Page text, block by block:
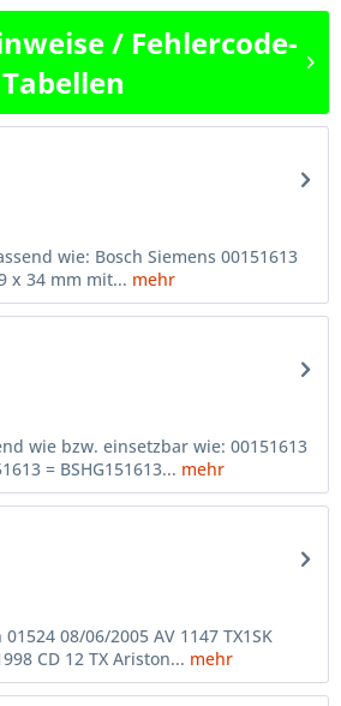
/ Fehlercode-
Tabellen
wie: Bosch Siemens 00151613
x 34 mm mit... mehr
wie bzw. einsetzbar wie: 00151613
= BSHG151613... mehr
08/06/2005 AV 1147 TX1SK
CD 12 TX Ariston... mehr